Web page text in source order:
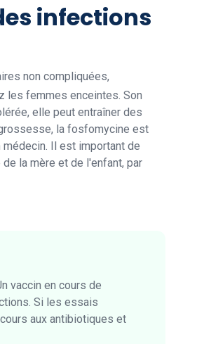
infections
non compliquées,
les femmes enceintes. Son
elle peut entraîner des
la fosfomycine est
Il est important de
la mère et de l'enfant, par
vaccin en cours de
Si les essais
aux antibiotiques et